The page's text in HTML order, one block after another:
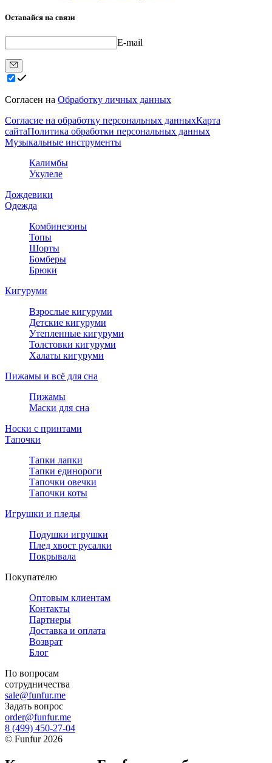
Оставайся на связи
E-mail
Согласен на Обработку личных данных
Согласие на обработку персональных данныхКарта
сайтаПолитика обработки персональных данных
Музыкальные инструменты
Калимбы
Укулеле
Дождевики
Одежда
Комбинезоны
Топы
Шорты
Бомберы
Брюки
Кигуруми
Взрослые кигуруми
Детские кигуруми
Утепленные кигуруми
Толстовки кигуруми
Халаты кигуруми
Пижамы и всё для сна
Пижамы
Маски для сна
Носки с принтами
Тапочки
Тапки лапки
Тапки единороги
Тапочки овечки
Тапочки коты
Игрушки и пледы
Подушки игрушки
Плед хвост русалки
Покрывала
Покупателю
Оптовым клиентам
Контакты
Партнеры
Доставка и оплата
Возврат
Блог
По вопросам
сотрудничества
sale@funfur.me
Задать вопрос
order@funfur.me
8 (499) 450-27-04
© Funfur 2026